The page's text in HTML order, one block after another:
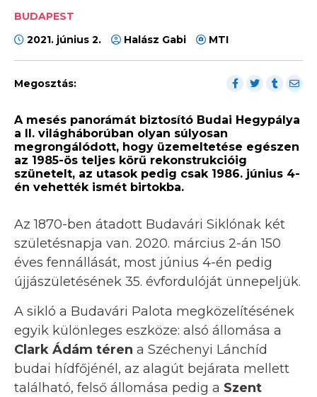
BUDAPEST
2021. június 2.
Halász Gabi MTI
Megosztás:
A mesés panorámát biztosító Budai Hegypálya
a II. világháborúban olyan súlyosan
megrongálódott, hogy üzemeltetése egészen
az 1985-ös teljes körű rekonstrukcióig
szünetelt, az utasok pedig csak 1986. június 4-
én vehették ismét birtokba.
Az 1870-ben átadott Budavári Siklónak két
születésnapja van. 2020. március 2-án 150
éves fennállását, most június 4-én pedig
újjászületésének 35. évfordulóját ünnepeljük.
A sikló a Budavári Palota megközelítésének
egyik különleges eszköze: alsó állomása a
Clark Ádám téren a Széchenyi Lánchíd
budai hídfőjénél, az alagút bejárata mellett
található, felső állomása pedig a Szent